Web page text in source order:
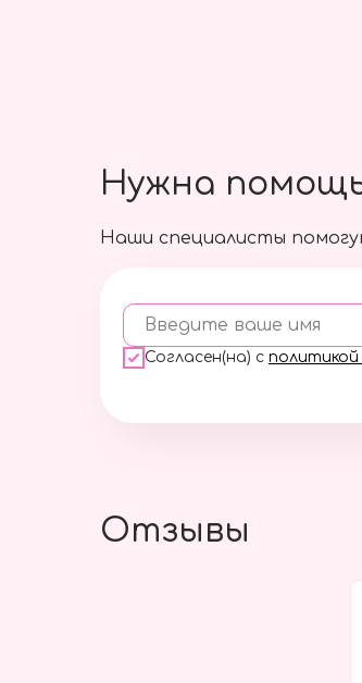
Наши специалисты
Введите ваше имя
Согласен(на) с политикой
Нужна
Отзывы